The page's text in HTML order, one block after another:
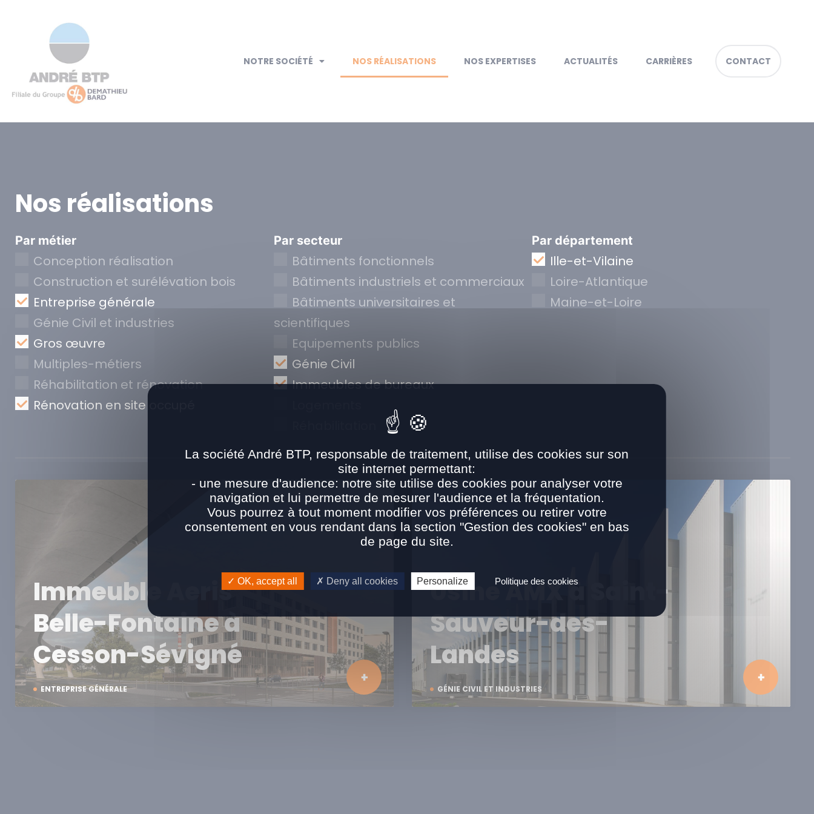
NOTRE SOCIÉTÉ NOS RÉALISATIONS NOS EXPERTISES ACTUALITÉS CARRIÈRES CONTACT
Nos réalisations
Par métier
Conception réalisation
Construction et surélévation bois
Entreprise générale
Génie Civil et industries
Gros œuvre
Multiples-métiers
Réhabilitation et rénovation
Rénovation en site occupé
Par secteur
Bâtiments fonctionnels
Bâtiments industriels et commerciaux
Bâtiments universitaires et
scientifiques
Equipements publics
Génie Civil
Immeubles de bureaux
Par département
Ille-et-Vilaine
Loire-Atlantique
Maine-et-Loire
ENTREPRISE GÉNÉRALE
Immeuble Aeris
Belle-Fontaine à
Cesson-Sévigné
GÉNIE CIVIL ET INDUSTRIES
Usine AMX à Saint-
Sauveur-des-
Landes
La société André BTP, responsable de traitement, utilise des cookies sur son
site internet permettant:
- une mesure d'audience: notre site utilise des cookies pour analyser votre
navigation et lui permettre de mesurer l'audience et la fréquentation.
Vous pourrez à tout moment modifier vos préférences ou retirer votre
consentement en vous rendant dans la section "Gestion des cookies" en bas
de page du site.
OK, accept all Deny all cookies Personalize Politique des cookies